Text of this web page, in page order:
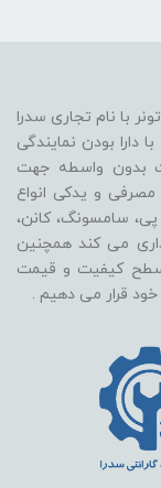
با نام تجاری سدرا
دارا بودن نمایندگی
بدون واسطه جهت
و یدکی انواع
از برندهای اچ پی، سامسونگ، کانن،
می کند همچنین
سطح کیفیت و قیمت
قرار می دهیم .